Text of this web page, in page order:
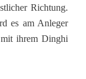
Richtung.
es am Anleger
ihrem Dinghi